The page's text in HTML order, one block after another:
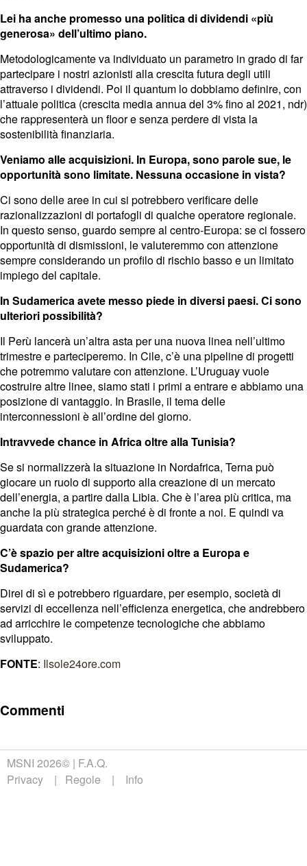
Lei ha anche promesso una politica di dividendi «più
generosa» dell’ultimo piano.
Metodologicamente va individuato un parametro in grado di far
partecipare i nostri azionisti alla crescita futura degli utili
attraverso i dividendi. Poi il quantum lo dobbiamo definire, con
l’attuale politica (crescita media annua del 3% fino al 2021, ndr)
che rappresenterà un floor e senza perdere di vista la
sostenibilità finanziaria.
Veniamo alle acquisizioni. In Europa, sono parole sue, le
opportunità sono limitate. Nessuna occasione in vista?
Ci sono delle aree in cui si potrebbero verificare delle
razionalizzazioni di portafogli di qualche operatore regionale.
In questo senso, guardo sempre al centro-Europa: se ci fossero
opportunità di dismissioni, le valuteremmo con attenzione
sempre considerando un profilo di rischio basso e un limitato
impiego del capitale.
In Sudamerica avete messo piede in diversi paesi. Ci sono
ulteriori possibilità?
Il Perù lancerà un’altra asta per una nuova linea nell’ultimo
trimestre e parteciperemo. In Cile, c’è una pipeline di progetti
che potremmo valutare con attenzione. L’Uruguay vuole
costruire altre linee, siamo stati i primi a entrare e abbiamo una
posizione di vantaggio. In Brasile, il tema delle
interconnessioni è all’ordine del giorno.
Intravvede chance in Africa oltre alla Tunisia?
Se si normalizzerà la situazione in Nordafrica, Terna può
giocare un ruolo di supporto alla creazione di un mercato
dell’energia, a partire dalla Libia. Che è l’area più critica, ma
anche la più strategica perché è di fronte a noi. E quindi va
guardata con grande attenzione.
C’è spazio per altre acquisizioni oltre a Europa e
Sudamerica?
Direi di sì e potrebbero riguardare, per esempio, società di
servizi di eccellenza nell’efficienza energetica, che andrebbero
ad arricchire le competenze tecnologiche che abbiamo
sviluppato.
FONTE: Ilsole24ore.com
Commenti
MSNI 2026© F.A.Q.
Privacy
Regole Info